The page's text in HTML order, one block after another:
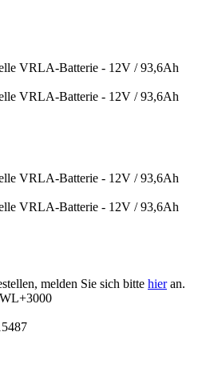
melden Sie sich bitte hieran.